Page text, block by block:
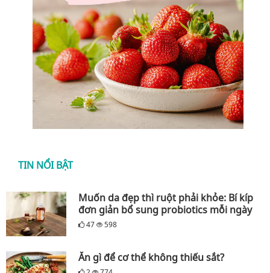
TIN NỔI BẬT
Muốn da đẹp thì ruột phải khỏe: Bí kíp
đơn giản bổ sung probiotics mỗi ngày
47 598
Ăn gì để cơ thể không thiếu sắt?